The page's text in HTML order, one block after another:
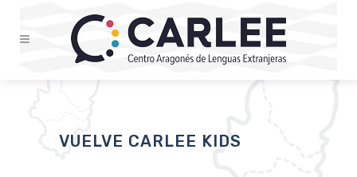
VUELVE CARLEE KIDS